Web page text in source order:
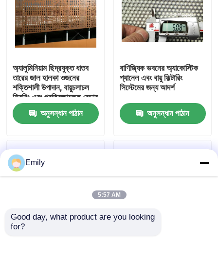
পণ্য
কারখানা পরিদর্শন
গুণমান নিয়ন্ত্রণ
আমাদের সাথে যোগাযোগ করুন
খবর
অ্যালুমিনিয়াম ছিদ্রযুক্ত ধাতব
তারের জাল হালকা ওজনের
শক্তিশালী উপাদান, বায়ুচলাচল
স্ক্রিনিং এবং প্রতিরক্ষামূলক বেড়ার
জন্য আদর্শ
অনুসন্ধান পাঠান
বাণিজ্যিক ভবনের অ্যাকোস্টিক
প্যানেল এবং বায়ু ফিল্টারিং
সিস্টেমের জন্য আদর্শ
অনুসন্ধান পাঠান
Emily
5:57 AM
Good day, what product are you looking
for?